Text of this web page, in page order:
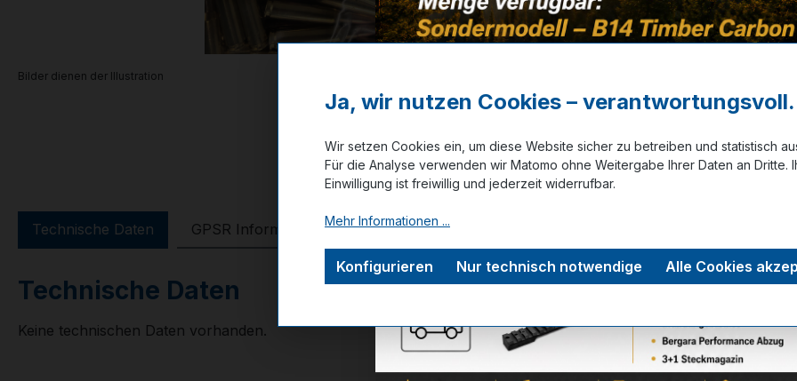
Bilder dienen der Illustration
Noch kein
Zum
Technische Daten GPSR Information Bewertungen
Technische Daten
Keine technischen Daten vorhanden.
Ja, wir nutzen Cookies – verantwortungsvoll.
Wir setzen Cookies ein, um diese Website sicher zu betreiben und statistisch
Für die Analyse verwenden wir Matomo ohne Weitergabe Ihrer Daten an Dritte.
Einwilligung ist freiwillig und jederzeit widerrufbar.
Mehr Informationen ...
Nur technisch notwendige
Konfigurieren Alle Cookies